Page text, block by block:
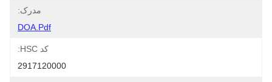
مدرک:
DOA.pdf
کد HSC:
2917120000